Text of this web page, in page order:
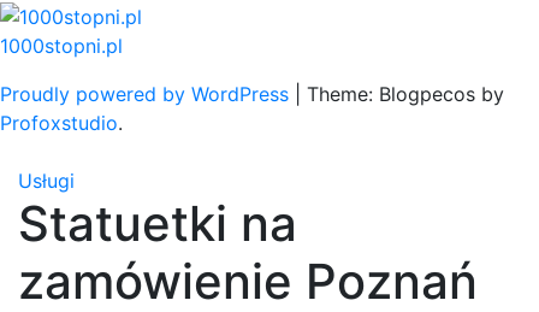
Skip
to
1000stopni.pl
Proudly powered by WordPress
Theme: Blogpecos by
Profoxstudio.
Usługi
Statuetki na
zamówienie Poznań